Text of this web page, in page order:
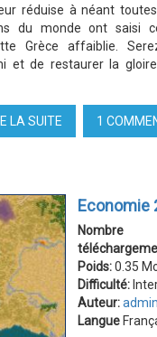
réduise à néant
du monde ont saisi
Grèce affaiblie.
et de restaurer la
LA SUITE
ARMÉE
1
Economie
Poids:0.35
Difficulté:
Auteur:admin
Langue